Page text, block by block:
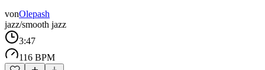
vonOlepash
jazz/smooth jazz
3:47
116 BPM